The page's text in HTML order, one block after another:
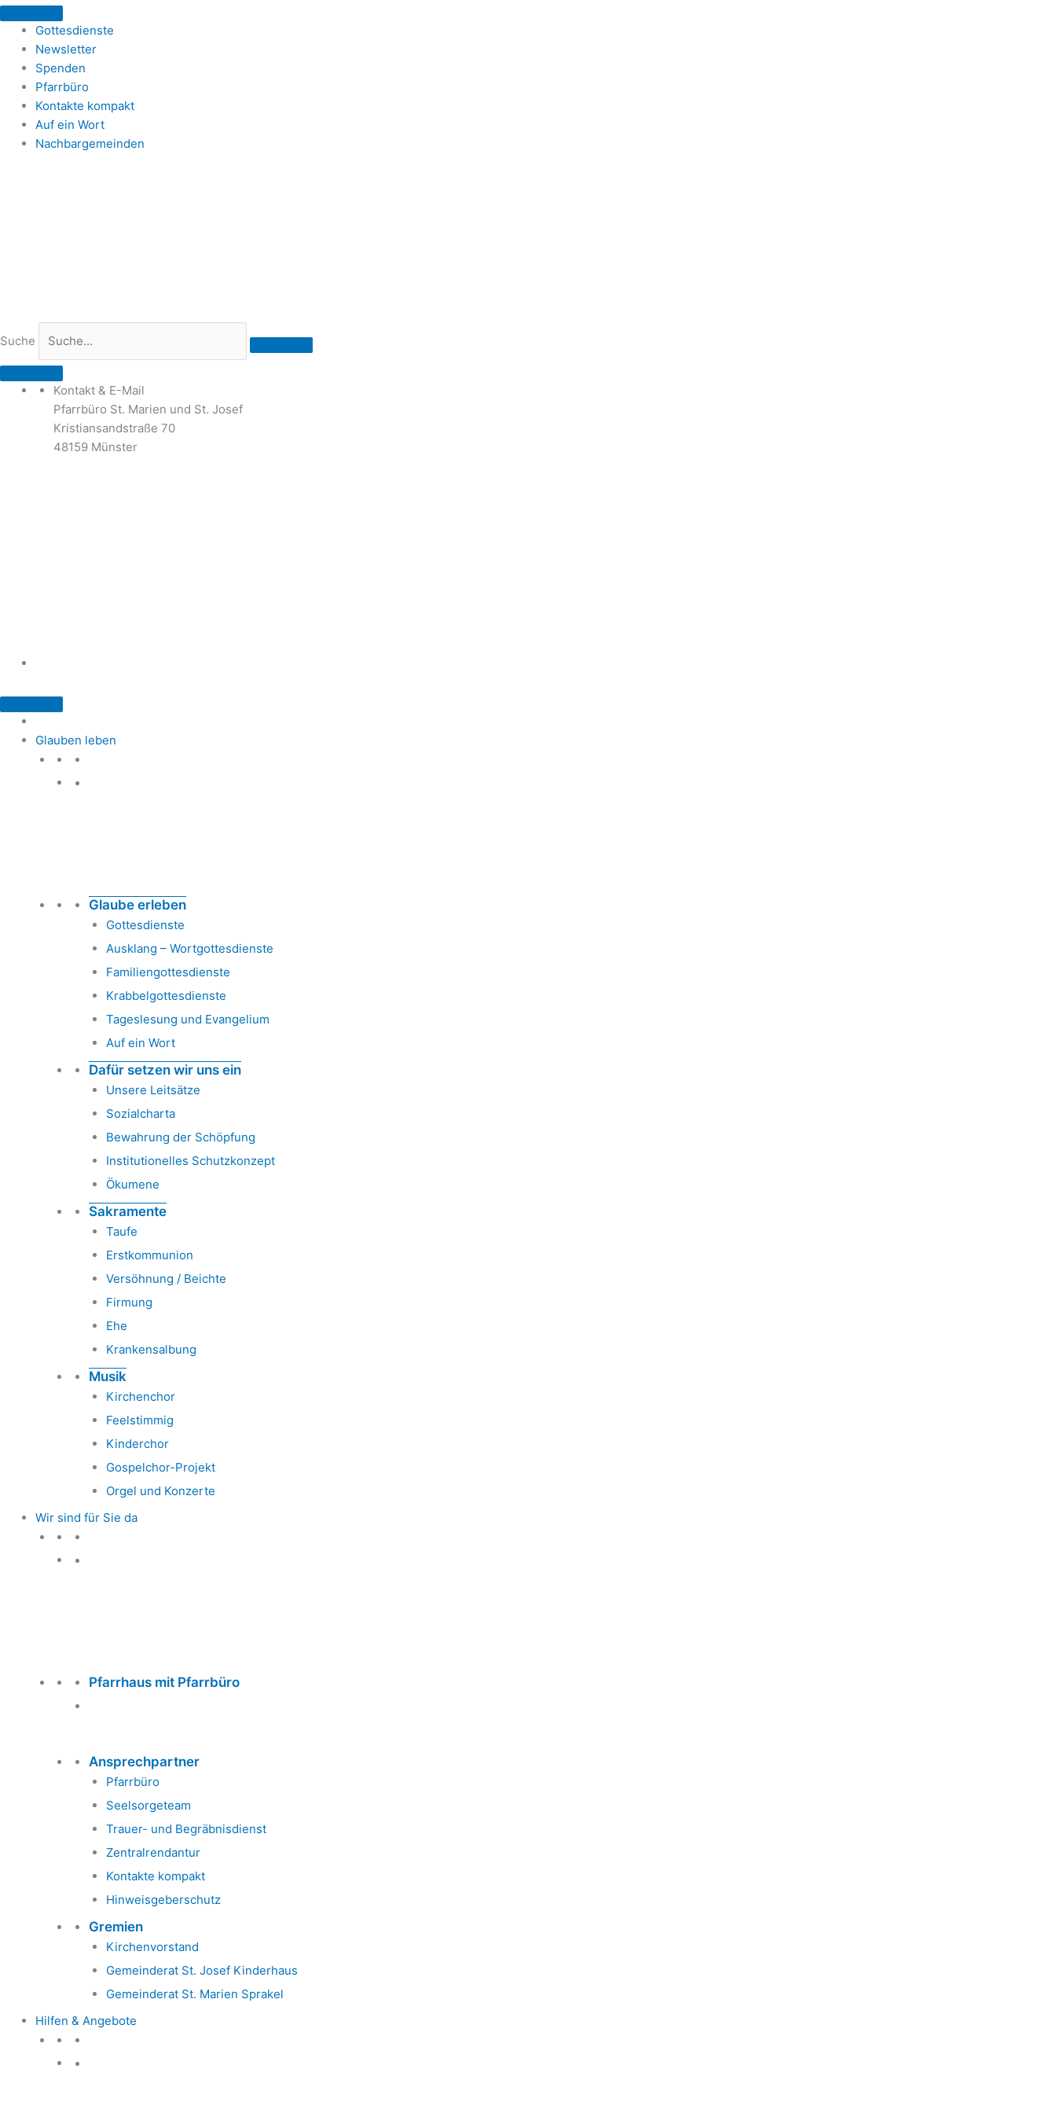
Zum
Inhalt
springen
Gottesdienste
Newsletter
Spenden
Pfarrbüro
Kontakte kompakt
Auf ein Wort
Nachbargemeinden
Suche
Kontakt & E-Mail
Pfarrbüro St. Marien und St. Josef
Kristiansandstraße 70
48159 Münster
Glauben leben
Glaube erleben
Gottesdienste
Ausklang – Wortgottesdienste
Familiengottesdienste
Krabbelgottesdienste
Tageslesung und Evangelium
Auf ein Wort
Dafür setzen wir uns ein
Unsere Leitsätze
Sozialcharta
Bewahrung der Schöpfung
Institutionelles Schutzkonzept
Ökumene
Sakramente
Taufe
Erstkommunion
Versöhnung / Beichte
Firmung
Ehe
Krankensalbung
Musik
Kirchenchor
Feelstimmig
Kinderchor
Gospelchor-Projekt
Orgel und Konzerte
Wir sind für Sie da
Pfarrhaus mit Pfarrbüro
Ansprechpartner
Pfarrbüro
Seelsorgeteam
Trauer- und Begräbnisdienst
Zentralrendantur
Kontakte kompakt
Hinweisgeberschutz
Gremien
Kirchenvorstand
Gemeinderat St. Josef Kinderhaus
Gemeinderat St. Marien Sprakel
Hilfen & Angebote